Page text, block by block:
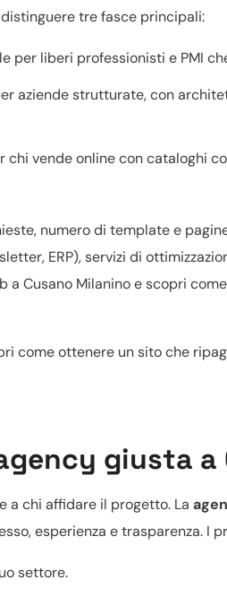
tre fasce principali:
liberi professionisti e PMI
aziende strutturate, con
vende online con cataloghi
numero di template e
ERP), servizi di
a Cusano Milaninoe scopri
come ottenere un sito che
giusta
a chi affidare il progetto. La
esperienza e trasparenza. I
settore.